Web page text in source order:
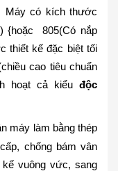
Máy có kích thước
{hoặc
805(Có nắp
thiết kế đặc biệt tối
cao tiêu chuẩn
hoạt cả kiểu độc
máy làm bằng thép
chống bám vân
vuông vức, sang